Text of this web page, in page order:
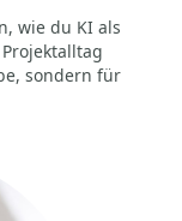
wie du KI als
sondern für